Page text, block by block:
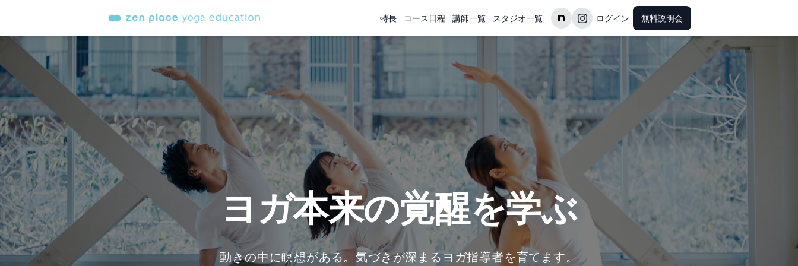
特長 コース日程 講師一覧 スタジオ一覧 ログイン 無料説明会
ヨガ本来の覚醒を学ぶ
動きの中に瞑想がある。気づきが深まるヨガ指導者を育てます。